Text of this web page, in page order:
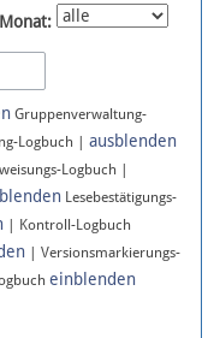
Gruppenverwaltung-
Logbuch | ausblenden
Logbuch |
Lesebestätigungs-
| Kontroll-Logbuch
| Versionsmarkierungs-
einblenden